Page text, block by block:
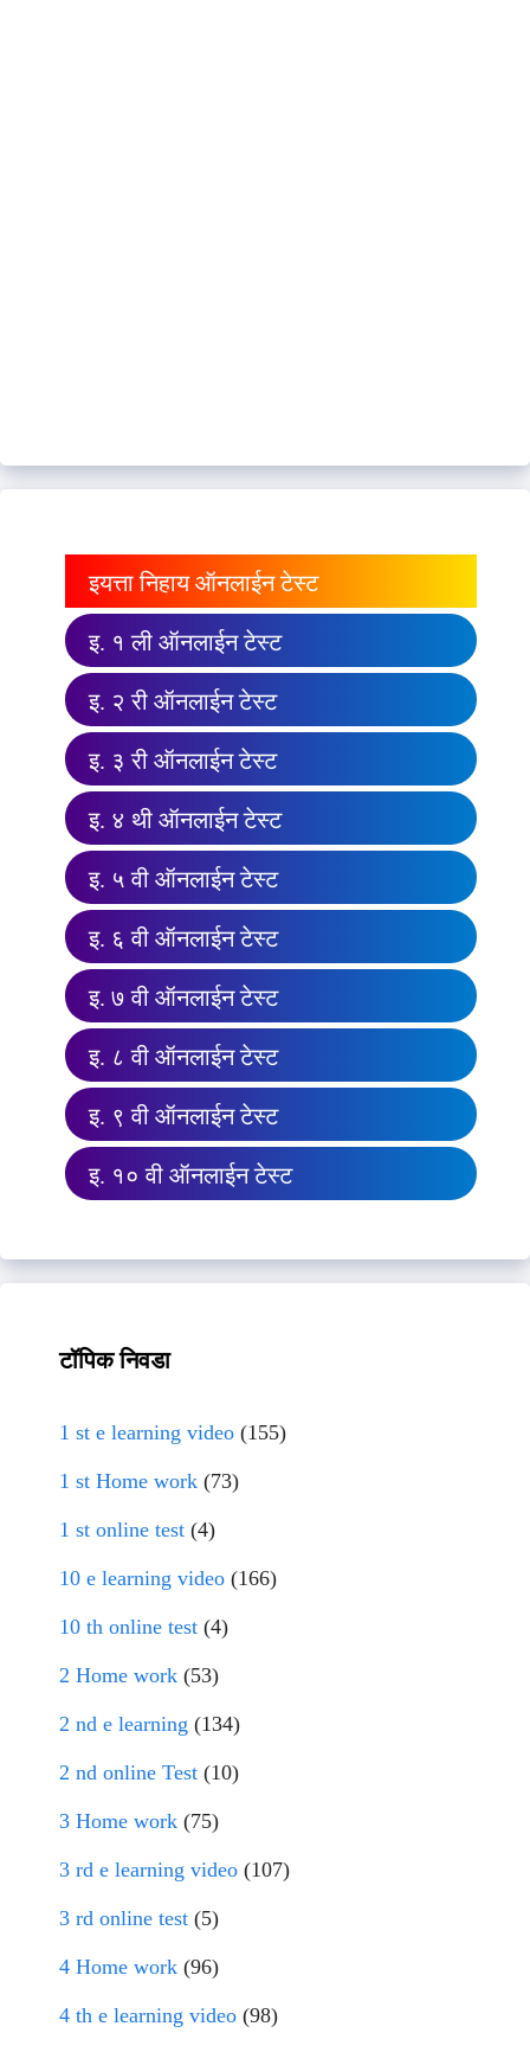
इयत्ता निहाय ऑनलाईन टेस्ट
इ. १ ली ऑनलाईन टेस्ट
इ. २ री ऑनलाईन टेस्ट
इ. ३ री ऑनलाईन टेस्ट
इ. ४ थी ऑनलाईन टेस्ट
इ. ५ वी ऑनलाईन टेस्ट
इ. ६ वी ऑनलाईन टेस्ट
इ. ७ वी ऑनलाईन टेस्ट
इ. ८ वी ऑनलाईन टेस्ट
इ. ९ वी ऑनलाईन टेस्ट
इ. १० वी ऑनलाईन टेस्ट
टॉपिक निवडा
1 st e learning video (155)
1 st Home work (73)
1 st online test (4)
10 e learning video (166)
10 th online test (4)
2 Home work (53)
2 nd e learning (134)
2 nd online Test (10)
3 Home work (75)
3 rd e learning video (107)
3 rd online test (5)
4 Home work (96)
4 th e learning video (98)